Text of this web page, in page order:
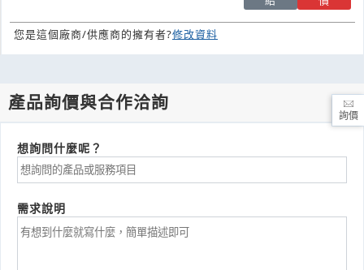
您是這個廠商/供應商的擁有者?修改資料
產品詢價與合作洽詢
想詢問什麼呢？
需求說明
詢價